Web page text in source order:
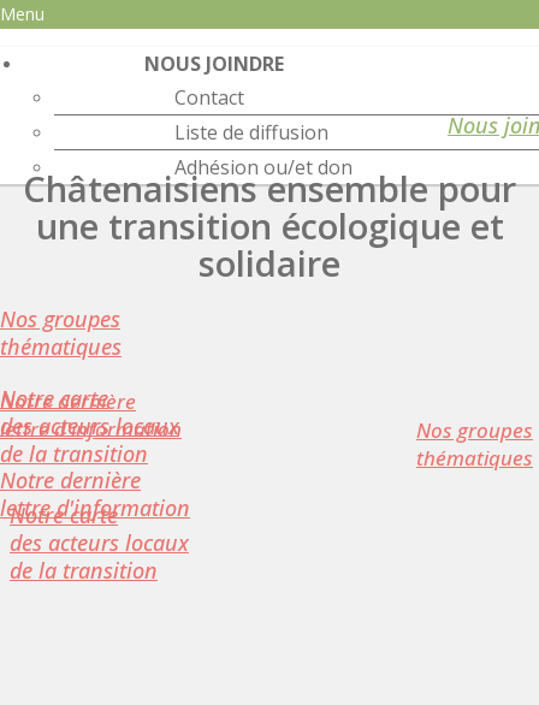
Menu
NOUS JOINDRE
Contact
Liste de diffusion
Adhésion ou/et don
Nous
Châtenaisiens ensemble pour
une transition écologique et
solidaire
Nos groupes
thématiques
Notre carte
des acteurs locaux
de la transition
Notre dernière
lettre d'information
Notre dernière
lettre d'information
Nos groupes
thématiques
Notre carte
des acteurs locaux
de la transition